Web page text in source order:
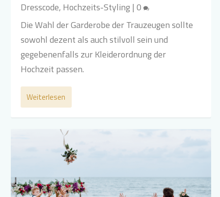
Dresscode, Hochzeits-Styling|0
Die Wahl der Garderobe der Trauzeugen sollte
sowohl dezent als auch stilvoll sein und
gegebenenfalls zur Kleiderordnung der
Hochzeit passen.
Weiterlesen